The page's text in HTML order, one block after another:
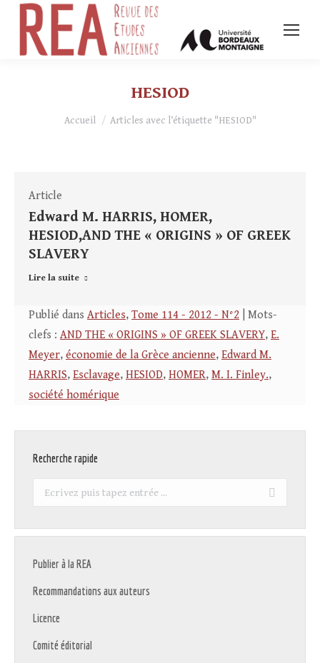
HESIOD
Vous êtes ici :
Accueil Articles avec l’étiquette "HESIOD"
Article
Edward M. HARRIS, HOMER,
HESIOD,AND THE « ORIGINS » OF GREEK
SLAVERY
Lire la suite
Publié dans Articles, Tome 114 - 2012 - N°2 | Mots-
clefs : AND THE « ORIGINS » OF GREEK SLAVERY, E.
Meyer, économie de la Grèce ancienne, Edward M.
HARRIS, Esclavage, HESIOD, HOMER, M. I. Finley.,
société homérique
Recherche rapide
Recherche
Publier à la REA
Recommandations aux auteurs
Licence
Comité éditorial